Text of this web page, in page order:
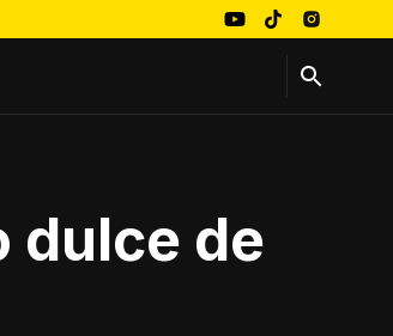
dulce de